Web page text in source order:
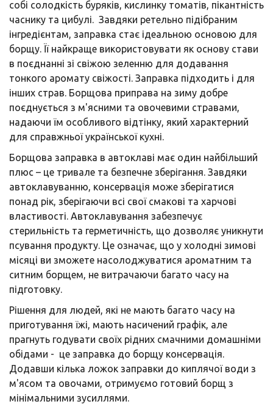
собі солодкість буряків, кислинку томатів, пікантність
часнику та цибулі. Завдяки ретельно підібраним
інгредієнтам, заправка стає ідеальною основою для
борщу. Її найкраще використовувати як основу стави
в поєднанні зі свіжою зеленню для додавання
тонкого аромату свіжості. Заправка підходить і для
інших страв. Борщова приправа на зиму добре
поєднується з м'ясними та овочевими стравами,
надаючи їм особливого відтінку, який характерний
для справжньої української кухні.
Борщова заправка в автоклаві має один найбільший
плюс – це тривале та безпечне зберігання. Завдяки
автоклавуванню, консервація може зберігатися
понад рік, зберігаючи всі свої смакові та харчові
властивості. Автоклавування забезпечує
стерильність та герметичність, що дозволяє уникнути
псування продукту. Це означає, що у холодні зимові
місяці ви зможете насолоджуватися ароматним та
ситним борщем, не витрачаючи багато часу на
підготовку.
Рішення для людей, які не мають багато часу на
приготування їжі, мають насичений графік, але
прагнуть годувати своїх рідних смачними домашніми
обідами - це заправка до борщу консервація.
Додавши кілька ложок заправки до киплячої води з
м'ясом та овочами, отримуємо готовий борщ з
мінімальними зусиллями.